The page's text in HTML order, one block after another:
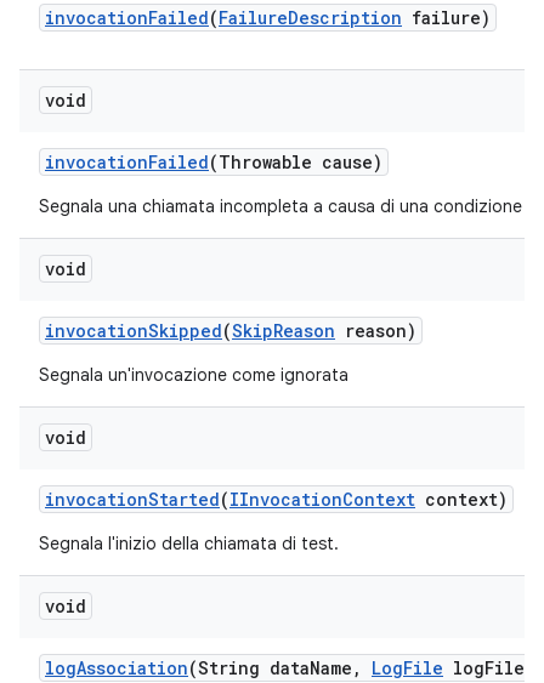
invocationFailed(FailureDescription failure)
void
invocationFailed(Throwable cause)
Segnala una chiamata incompleta a causa di una condizione
void
invocationSkipped(SkipReason reason)
Segnala un'invocazione come ignorata
void
invocationStarted(IInvocationContext context)
Segnala l'inizio della chiamata di test.
void
logAssociation(String dataName , LogFile logFile)